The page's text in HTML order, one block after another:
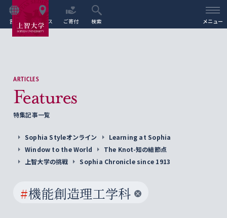
言語 アクセス ご寄付 検索 メニュー
ARTICLES
Features
特集記事一覧
Sophia Styleオンライン
Learning at Sophia
Window to the World
The Knot-知の結節点
上智大学の挑戦
Sophia Chronicle since 1913
#機能創造理工学科